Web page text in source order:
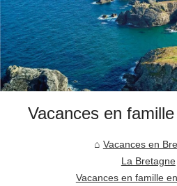
Vacances en
Vacances en
La Bretagne
Vacances en famille